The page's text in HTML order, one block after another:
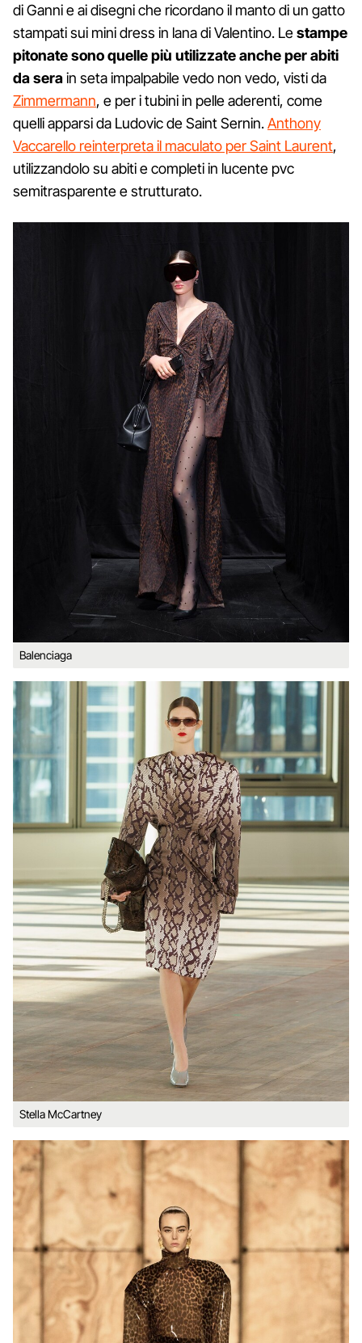
di Ganni e ai disegni che ricordano il manto di un gatto
stampati sui mini dress in lana di Valentino. Lestampe
pitonate sono quelle più utilizzate anche per abiti
da serain seta impalpabile vedo non vedo, visti da
Zimmermann, e per i tubini in pelle aderenti, come
quelli apparsi da Ludovic de Saint Sernin.Anthony
Vaccarello reinterpreta il maculato per Saint Laurent,
utilizzandolo su abiti e completi in lucente pvc
semitrasparente e strutturato.
Balenciaga
Stella McCartney